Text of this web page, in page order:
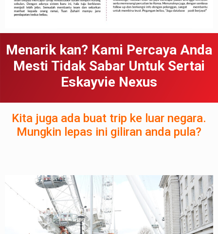
Menarik kan? Kami Percaya Anda
Mesti Tidak Sabar Untuk Sertai
Eskayvie Nexus
Kita juga ada buat trip ke luar negara.
Mungkin lepas ini giliran anda pula?